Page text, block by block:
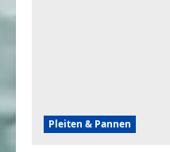
Pleiten & Pannen